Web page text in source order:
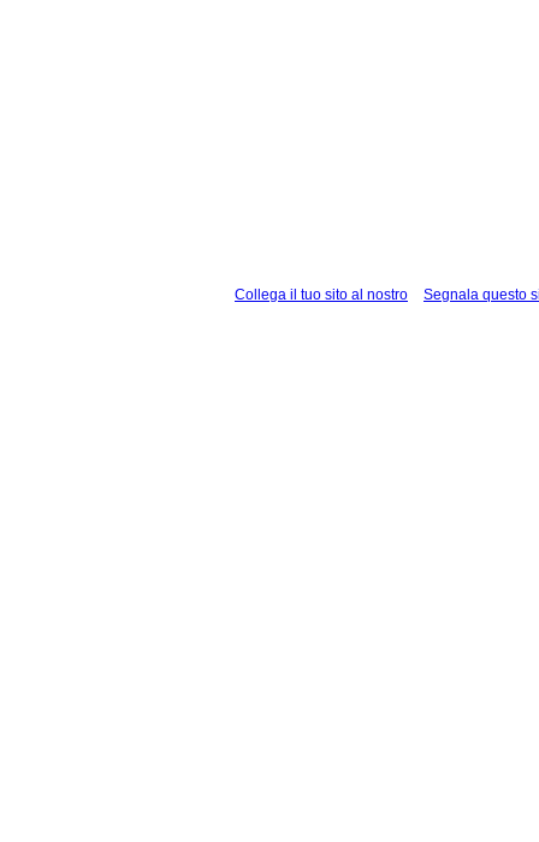
Collega il tuo sito al nostro Segnala questo